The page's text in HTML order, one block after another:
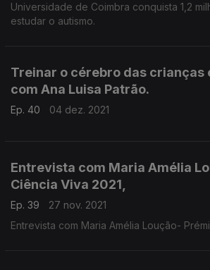
Universidade de Coimbra conquista 1,2
estudar o autismo.
Treinar o cérebro das crianças
com Ana Luisa Patrão.
Ep. 40 04 dez. 2021
Entrevista com Maria Amélia
Ciência Viva 2021,
Ep. 39
27 nov. 2021
Entrevista com Maria Amélia Loução-